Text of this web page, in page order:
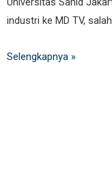
industri ke MD TV,
Selengkapnya »